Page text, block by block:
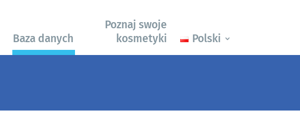
Baza danych
Poznaj swoje
kosmetyki
Polski